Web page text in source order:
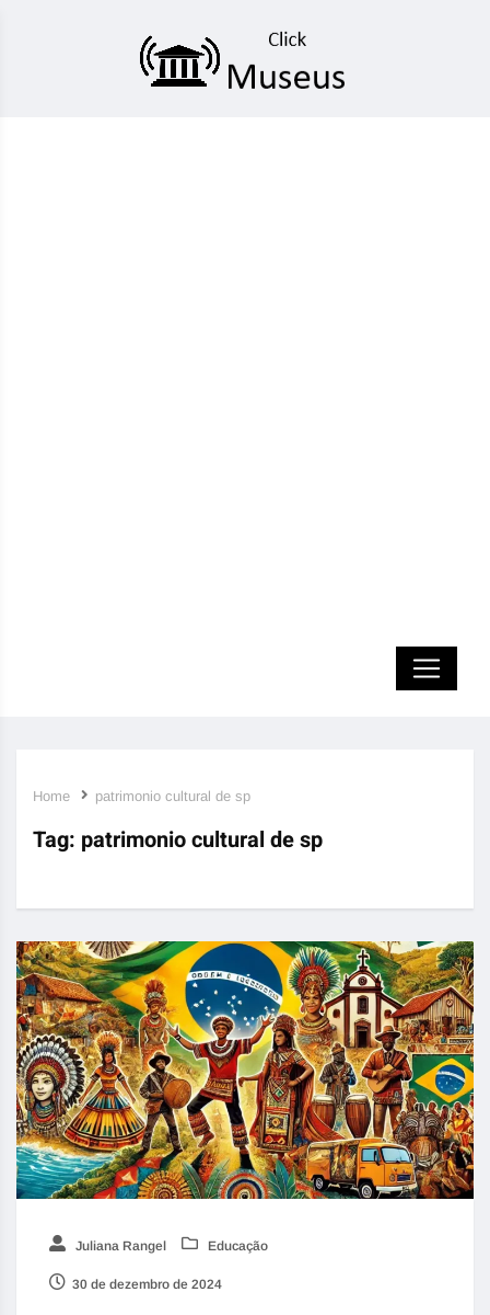
Home patrimonio cultural de sp
Tag: patrimonio cultural de sp
Juliana Rangel Educação
30 de dezembro de 2024